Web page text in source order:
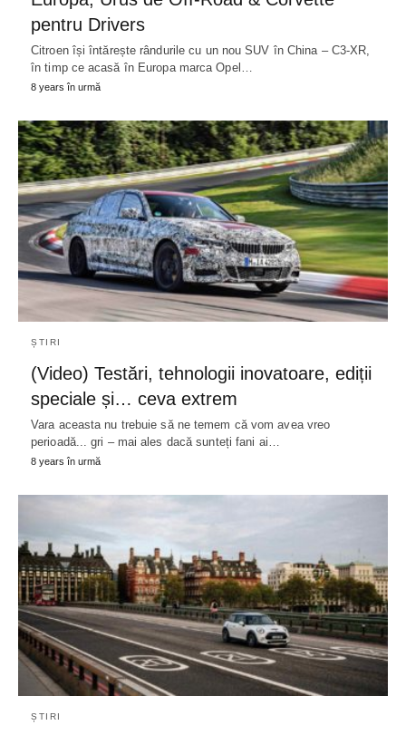
pentru Drivers
Citroen își întărește rândurile cu un nou SUV în China – C3-XR,
în timp ce acasă în Europa marca Opel…
8 years în urmă
ȘTIRI
(Video) Testări, tehnologii inovatoare, ediții
speciale și… ceva extrem
Vara aceasta nu trebuie să ne temem că vom avea vreo
perioadă... gri – mai ales dacă sunteți fani ai…
8 years în urmă
ȘTIRI